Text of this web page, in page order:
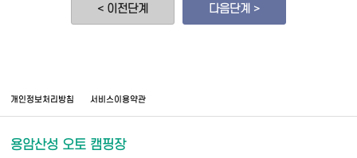
< 이전단계 다음단계 >
개인정보처리방침 서비스이용약관
용암산성 오토 캠핑장